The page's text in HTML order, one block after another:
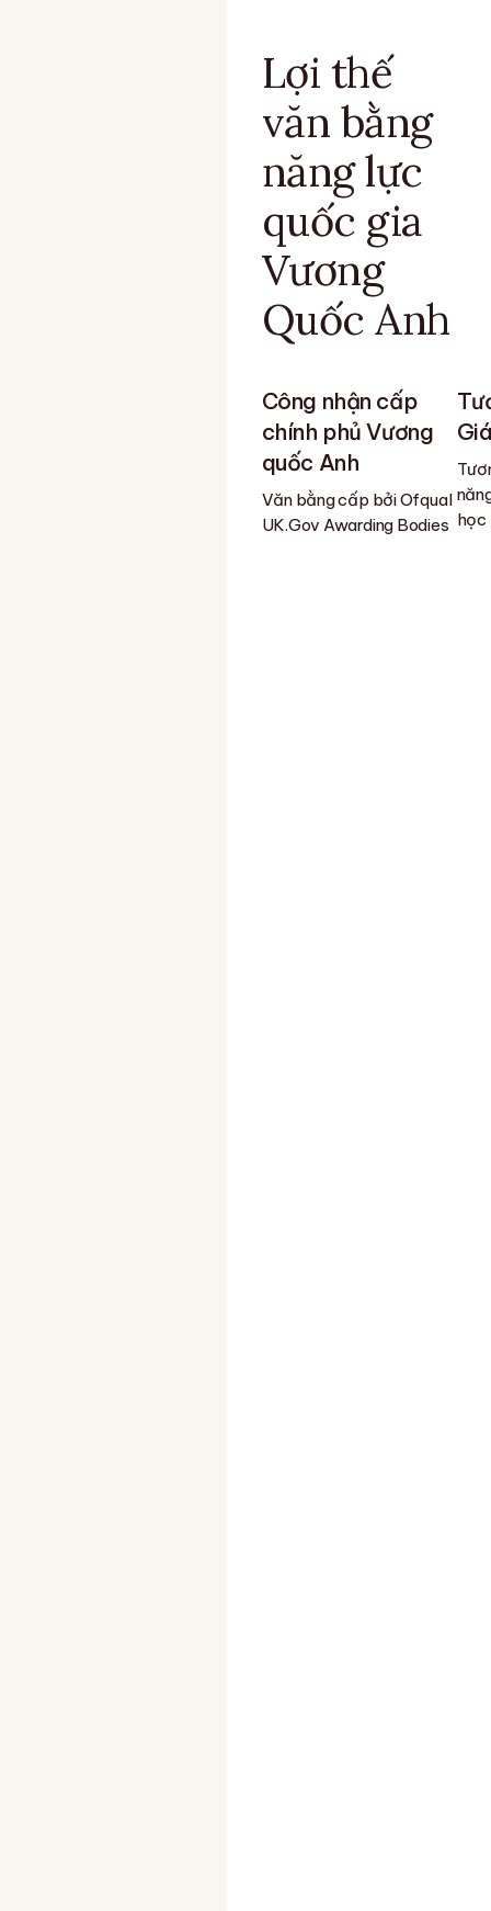
Lợi thế
văn bằng
năng lực
quốc gia
Vương
Quốc Anh
Công nhận cấp
chính phủ Vương
quốc Anh
Văn bằng cấp bởi Ofqual
UK.Gov Awarding Bodies học